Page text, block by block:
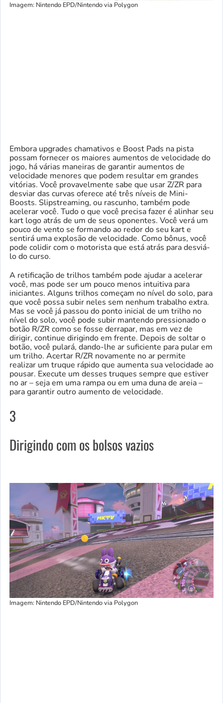
Imagem: Nintendo EPD/Nintendo via Polygon
Embora upgrades chamativos e Boost Pads na pista
possam fornecer os maiores aumentos de velocidade do
jogo, há várias maneiras de garantir aumentos de
velocidade menores que podem resultar em grandes
vitórias. Você provavelmente sabe que usar Z/ZR para
desviar das curvas oferece até três níveis de Mini-
Boosts. Slipstreaming, ou rascunho, também pode
acelerar você. Tudo o que você precisa fazer é alinhar seu
kart logo atrás de um de seus oponentes. Você verá um
pouco de vento se formando ao redor do seu kart e
sentirá uma explosão de velocidade. Como bônus, você
pode colidir com o motorista que está atrás para desviá-
lo do curso.
A retificação de trilhos também pode ajudar a acelerar
você, mas pode ser um pouco menos intuitiva para
iniciantes. Alguns trilhos começam no nível do solo, para
que você possa subir neles sem nenhum trabalho extra.
Mas se você já passou do ponto inicial de um trilho no
nível do solo, você pode subir mantendo pressionado o
botão R/ZR como se fosse derrapar, mas em vez de
dirigir, continue dirigindo em frente. Depois de soltar o
botão, você pulará, dando-lhe ar suficiente para pular em
um trilho. Acertar R/ZR novamente no ar permite
realizar um truque rápido que aumenta sua velocidade ao
pousar. Execute um desses truques sempre que estiver
no ar – seja em uma rampa ou em uma duna de areia –
para garantir outro aumento de velocidade.
3
Dirigindo com os bolsos vazios
Imagem: Nintendo EPD/Nintendo via Polygon